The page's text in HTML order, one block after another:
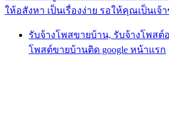
ให้อสังหา เป็นเรื่องง่าย รอให้คุณเป็นเจ้
รับจ้างโพสขายบ้าน, รับจ้างโพสต์
โพสต์ขายบ้านติด google หน้าแรก